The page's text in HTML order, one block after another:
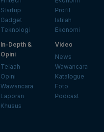
Startup
Gadget
Teknologi
Profil
Istilah
Ekonomi
In-Depth &
Opini
Telaah
Opini
Wawancara
Laporan
Khusus
Video
News
Wawancara
Katalogue
Foto
Podcast